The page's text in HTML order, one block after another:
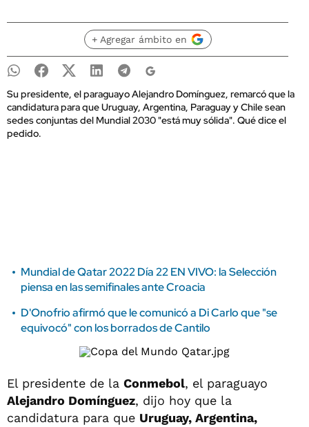
+ Agregar ámbito en
Su presidente, el paraguayo Alejandro Domínguez, remarcó que la
candidatura para que Uruguay, Argentina, Paraguay y Chile sean
sedes conjuntas del Mundial 2030 "está muy sólida". Qué dice el
pedido.
Mundial de Qatar 2022 Día 22 EN VIVO: la Selección
piensa en las semifinales ante Croacia
D'Onofrio afirmó que le comunicó a Di Carlo que "se
equivocó" con los borrados de Cantilo
El presidente de la Conmebol, el paraguayo
Alejandro Domínguez, dijo hoy que la
candidatura para que Uruguay, Argentina,